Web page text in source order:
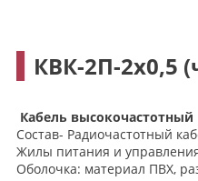
КВК-2П-2х0,5
Кабель
Состав- Радиочастотный
Жилы питания и
Оболочка: материал ПВХ,